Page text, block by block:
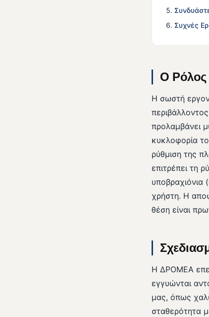
Συχνές
Ο Ρόλος
Η σωστή
προλαμβάνει
κυκλοφορία
ρύθμιση της
επιτρέπει τη
υποβραχιόνια
χρήστη. Η
θέση είναι
Η ΔΡΟΜΕΑ
εγγυώνται
μας, όπως
σταθερότητα